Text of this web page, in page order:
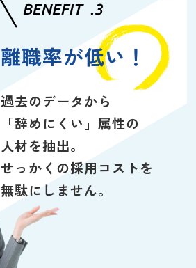
離職率が低い！
過去のデータから
「辞めにくい」属性の
人材を抽出。
せっかくの採用コストを
無駄にしません。